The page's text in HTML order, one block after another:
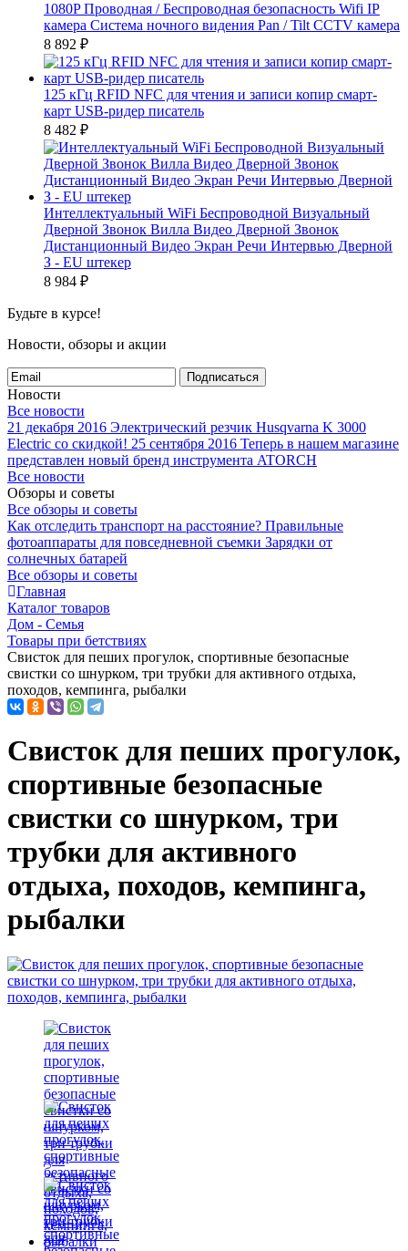
1080P Проводная / Беспроводная безопасность Wifi IP
камера Система ночного видения Pan / Tilt CCTV камера
8 892 ₽
125 кГц RFID NFC для чтения и записи копир смарт-
карт USB-ридер писатель
8 482 ₽
Интеллектуальный WiFi Беспроводной Визуальный
Дверной Звонок Вилла Видео Дверной Звонок
Дистанционный Видео Экран Речи Интервью Дверной
З - EU штекер
8 984 ₽
Будьте в курсе!
Новости, обзоры и акции
Подписаться
Новости
Все новости
21 декабря 2016 Электрический резчик Husqvarna K 3000
Electric со скидкой! 25 сентября 2016 Теперь в нашем магазине
представлен новый бренд инструмента ATORCH
Все новости
Обзоры и советы
Все обзоры и советы
Как отследить транспорт на расстояние? Правильные
фотоаппараты для повседневной съемки Зарядки от
солнечных батарей
Все обзоры и советы
Главная
Каталог товаров
Дом - Семья
Товары при бетствиях
Свисток для пеших прогулок, спортивные безопасные
свистки со шнурком, три трубки для активного отдыха,
походов, кемпинга, рыбалки
Свисток для пеших прогулок,
спортивные безопасные
свистки со шнурком, три
трубки для активного
отдыха, походов, кемпинга,
рыбалки